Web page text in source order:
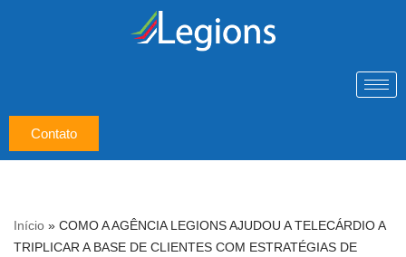
conteúdo
Contato
Início » COMO A AGÊNCIA LEGIONS AJUDOU A TELECÁRDIO A
TRIPLICAR A BASE DE CLIENTES COM ESTRATÉGIAS DE